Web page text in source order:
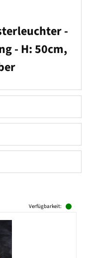
-
- H: 50cm,
Verfügbarkeit: